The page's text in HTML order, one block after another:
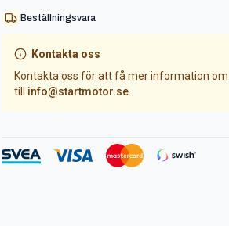
Beställningsvara
Kontakta oss
Kontakta oss för att få mer information
till
info@startmotor.se